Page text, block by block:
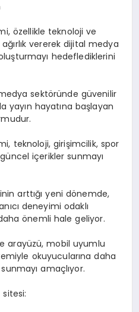
özellikle teknoloji ve
vererek dijital medya
hedeflediklerini
sektöründe güvenilir
yayın hayatına başlayan
teknoloji, girişimcilik, spor
içerikler sunmayı
arttığı yeni dönemde,
deneyimi odaklı
daha önemli hale geliyor.
arayüzü, mobil uyumlu
okuyucularına daha
amaçlıyor.